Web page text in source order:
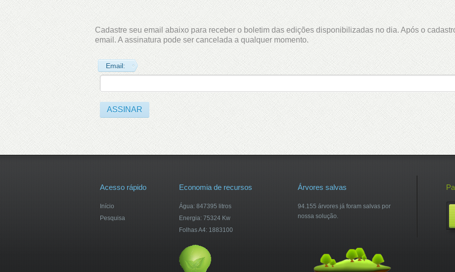
Cadastre seu email abaixo para receber o boletim das edições disponibilizadas no dia. Após o
email. A assinatura pode ser cancelada a qualquer momento.
Email:
Acesso rápido
Início
Pesquisa
Economia de recursos
Água: 847395 litros
Energia: 75324 Kw
Folhas A4: 1883100
Árvores salvas
94.155 árvores já foram salvas por
nossa solução.